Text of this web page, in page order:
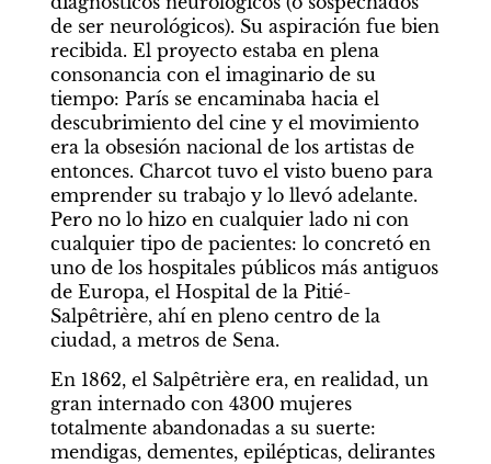
de ser neurológicos). Su aspiración fue bien
recibida. El proyecto estaba en plena
consonancia con el imaginario de su
tiempo: París se encaminaba hacia el
descubrimiento del cine y el movimiento
era la obsesión nacional de los artistas de
entonces. ​​Charcot tuvo el visto bueno para
emprender su trabajo y lo llevó adelante.
Pero no lo hizo en cualquier lado ni con
cualquier tipo de pacientes: lo concretó en
uno de los hospitales públicos más antiguos
de Europa, el Hospital de la Pitié-
Salpêtrière, ahí en pleno centro de la
ciudad, a metros de Sena.
En 1862, el Salpêtrière era, en realidad, un
gran internado con 4300 mujeres
totalmente abandonadas a su suerte:
mendigas, dementes, epilépticas, delirantes